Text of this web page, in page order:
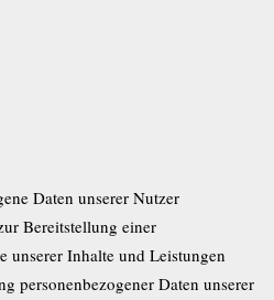
Daten unserer Nutzer
Bereitstellung einer
unserer Inhalte und Leistungen
personenbezogener Daten unserer